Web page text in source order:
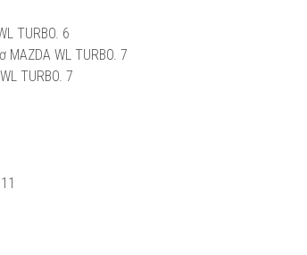
TURBO. 6
WL TURBO. 7
TURBO. 7
11